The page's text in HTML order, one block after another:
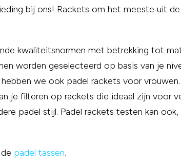
bij ons! Rackets om het meeste uit
kwaliteitsnormen met betrekking tot
worden geselecteerd op basis van je
we ook padel rackets voor
je filteren op rackets die ideaal zijn voor
padel stijl. Padel rackets testen kan
padel tassen.